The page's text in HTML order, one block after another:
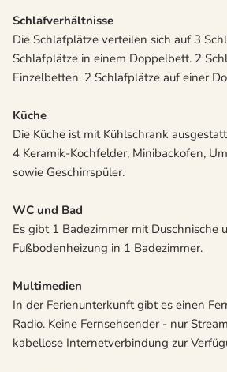
Schlafverhältnisse
Die Schlafplätze verteilen sich auf 3
Schlafplätze in einem Doppelbett. 2
Einzelbetten. 2 Schlafplätze auf einer
Küche
Die Küche ist mit Kühlschrank
4 Keramik-Kochfelder, Minibackofen,
sowie Geschirrspüler.
WC und Bad
Es gibt 1 Badezimmer mit Duschnische
Fußbodenheizung in 1 Badezimmer.
Multimedien
In der Ferienunterkunft gibt es einen
Radio. Keine Fernsehsender - nur
kabellose Internetverbindung zur